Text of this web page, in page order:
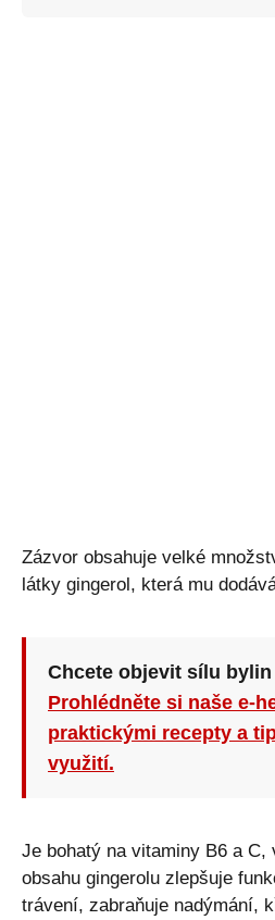
Zázvor obsahuje velké
látky gingerol, která mu
Chcete objevit sílu
Prohlédněte si naše e-
praktickými recepty a
využití.
Je bohatý na vitaminy B6 a
obsahu gingerolu zlepšuje
trávení, zabraňuje nadýmání,